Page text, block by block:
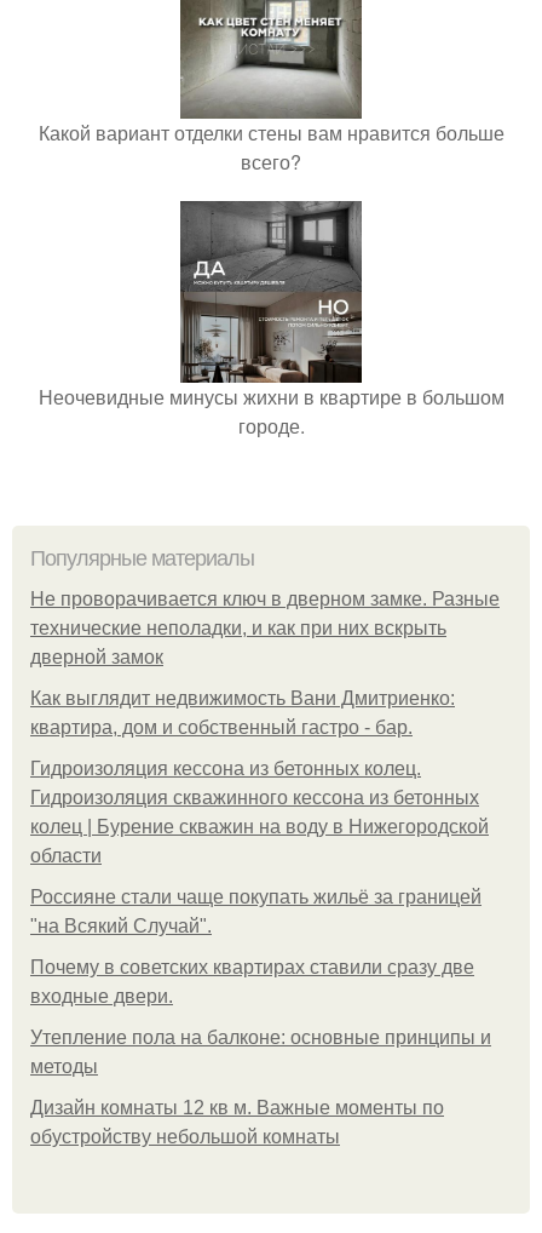
Какой вариант отделки стены вам нравится больше
всего?
Неочевидные минусы жихни в квартире в большом
городе.
Популярные материалы
Не проворачивается ключ в дверном замке. Разные
технические неполадки, и как при них вскрыть
дверной замок
Как выглядит недвижимость Вани Дмитриенко:
квартира, дом и собственный гастро - бар.
Гидроизоляция кессона из бетонных колец.
Гидроизоляция скважинного кессона из бетонных
колец | Бурение скважин на воду в Нижегородской
области
Россияне стали чаще покупать жильё за границей
"на Всякий Случай".
Почему в советских квартирах ставили сразу две
входные двери.
Утепление пола на балконе: основные принципы и
методы
Дизайн комнаты 12 кв м. Важные моменты по
обустройству небольшой комнаты